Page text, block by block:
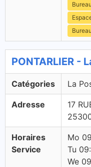
PONTARLIER -
Catégories La
Adresse
17
Horaires
Service
Mo
Tu
We